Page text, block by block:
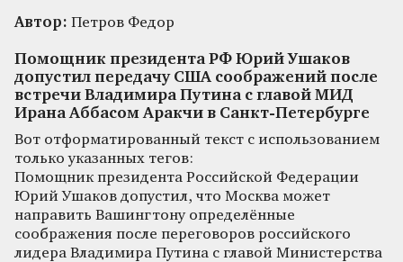
Автор: Петров Федор
Помощник президента РФ Юрий Ушаков
допустил передачу США соображений после
встречи Владимира Путина с главой МИД
Ирана Аббасом Аракчи в Санкт-Петербурге
Вот отформатированный текст с использованием
только указанных тегов:
Помощник президента Российской Федерации
Юрий Ушаков допустил, что Москва может
направить Вашингтону определённые
соображения после переговоров российского
лидера Владимира Путина с главой Министерства